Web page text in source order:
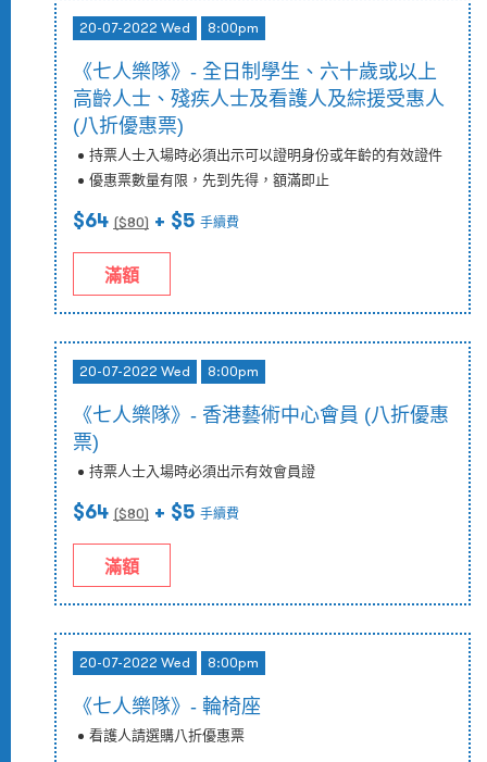
20-07-2022 Wed 8:00pm
《七人樂隊》- 全日制學生、六十歲或以上
高齡人士、殘疾人士及看護人及綜援受惠人
(八折優惠票)
持票人士入場時必須出示可以證明身份或年齡的有效證件
優惠票數量有限，先到先得，額滿即止
$64 ($80) + $5 手續費
滿額
20-07-2022 Wed 8:00pm
《七人樂隊》- 香港藝術中心會員 (八折優惠
票)
持票人士入場時必須出示有效會員證
$64 ($80) + $5 手續費
滿額
20-07-2022 Wed 8:00pm
《七人樂隊》- 輪椅座
看護人請選購八折優惠票